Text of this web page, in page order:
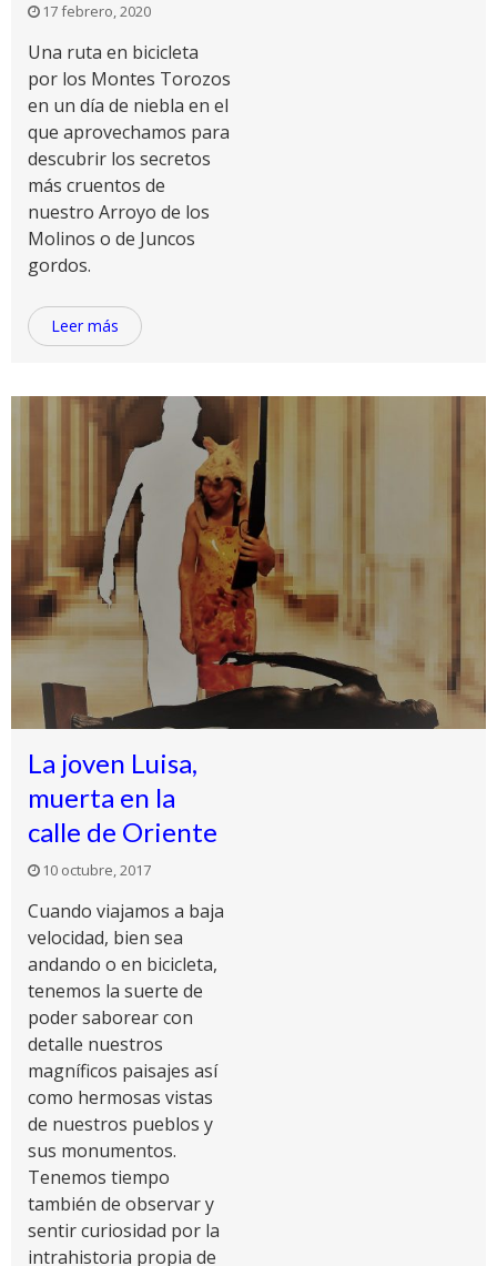
17 febrero, 2020
Una ruta en bicicleta
por los Montes Torozos
en un día de niebla en el
que aprovechamos para
descubrir los secretos
más cruentos de
nuestro Arroyo de los
Molinos o de Juncos
gordos.
Leer más
La joven Luisa,
muerta en la
calle de Oriente
10 octubre, 2017
Cuando viajamos a baja
velocidad, bien sea
andando o en bicicleta,
tenemos la suerte de
poder saborear con
detalle nuestros
magníficos paisajes así
como hermosas vistas
de nuestros pueblos y
sus monumentos.
Tenemos tiempo
también de observar y
sentir curiosidad por la
intrahistoria propia de